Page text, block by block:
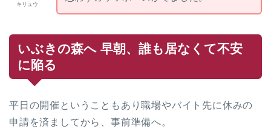
キリュウ
いぶきの森へ 早朝、誰も居なくて不安
に陥る
平日の開催ということもあり職場やバイト先に休みの
申請を済ましてから、事前準備へ。